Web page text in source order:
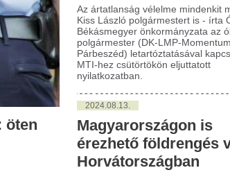
Magyarországon is
érezhető földrengés volt
Horvátországban
Magyarországi településeken is érezhető,
4,4-es magnitudójú földrengés volt kedd
reggel Horvátországban, a magyar-horvát
határ közelében.
Trump elleni merénylet –
Hajós István biztonsági
szakértő nyilatkozata